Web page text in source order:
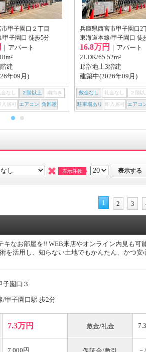
甲子園口２丁目
甲子園口 徒歩5分
｜アパート
建
年09月)
なし ２階以上 南向き
入居可 エアコン 角部屋
兵庫県西宮市甲子園口2
東海道本線/甲子園口 徒
16.8万円 ｜アパート
2LDK/65.52m²
1階/地上3階建
建築中(2026年09月)
敷金なし 礼金なし ２階以
駐車場あり 即入居可 エアコ
表示件数
1 2 3
キなお部屋を!! WEB来店やオンライン内見も可
を活用し、知らない土地でもかんたん、かつ安
子園口３
/甲子園口駅 歩2分
7.3万円 敷金/礼金
7,000円 －